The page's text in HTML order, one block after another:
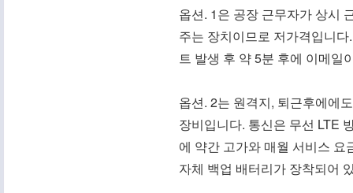
옵션. 1은 공장 근무자가 상시
주는 장치이므로 저가격입니
트 발생 후 약 5분 후에 이메일
옵션. 2는 원격지, 퇴근후에에
장비입니다. 통신은 무선 LTE
에 약간 고가와 매월 서비스 요
자체 백업 배터리가 장착되어